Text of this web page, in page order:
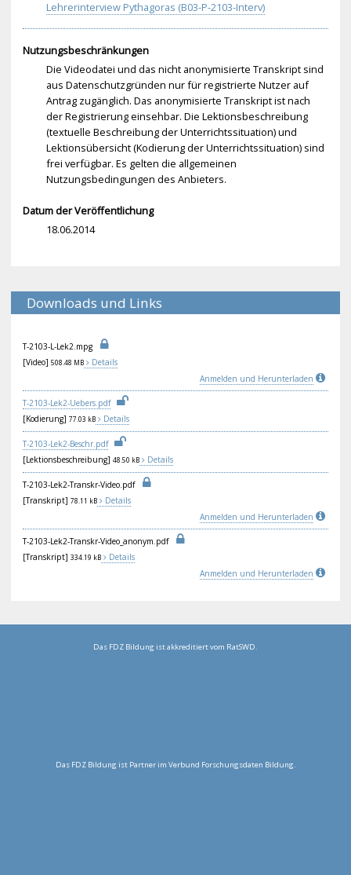
Lehrerinterview Pythagoras (B03-P-2103-Interv)
Nutzungsbeschränkungen
Die Videodatei und das nicht anonymisierte Transkript sind
aus Datenschutzgründen nur für registrierte Nutzer auf
Antrag zugänglich. Das anonymisierte Transkript ist nach
der Registrierung einsehbar. Die Lektionsbeschreibung
(textuelle Beschreibung der Unterrichtssituation) und
Lektionsübersicht (Kodierung der Unterrichtssituation) sind
frei verfügbar. Es gelten die allgemeinen
Nutzungsbedingungen des Anbieters.
Datum der Veröffentlichung
18.06.2014
Downloads und Links
T-2103-L-Lek2.mpg
[Video] 508.48 MB
Details
Anmelden und Herunterladen
T-2103-Lek2-Uebers.pdf
[Kodierung] 77.03 kB Details
T-2103-Lek2-Beschr.pdf
[Lektionsbeschreibung] 48.50 kB Details
T-2103-Lek2-Transkr-Video.pdf
[Transkript] 78.11 kB
Details
Anmelden und Herunterladen
T-2103-Lek2-Transkr-Video_anonym.pdf
[Transkript] 334.19 kB
Details
Anmelden und Herunterladen
Das FDZ Bildung ist akkreditiert vom RatSWD.
Das FDZ Bildung ist Partner im Verbund Forschungsdaten Bildung.